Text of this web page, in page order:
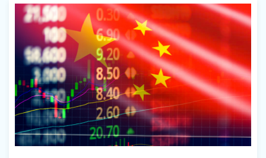
們這些身處塑橡膠產業的人來說，真正的
MVP（最有價值球員）不僅僅是踢進致勝球的運
動員，更是直接編織進他們球衣中的創新塑膠回
收技術。近年來的世界盃賽事，已成為永續製造
的歷史性轉捩點。由 Nike 等產業巨頭領軍的各
大運動品牌，透過將廢棄塑膠轉化為世界級的運
動裝備，徹底重新定義了高性能運動服的製造方
式。但一個塑膠瓶，究竟是如何變成適合世界上
最頂尖球員穿著的透氣、抗撕裂足球裝備的呢？
讓我們深入探討這股趨勢背後的技術，以及它對
全球塑膠加工業者的意義。